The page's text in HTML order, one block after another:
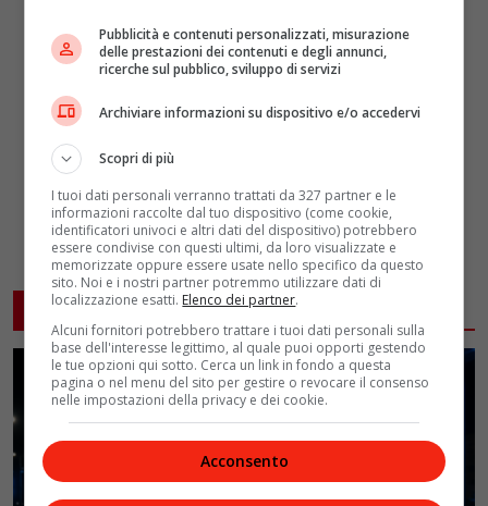
ARTICOLI CORRELATI
Pubblicità e contenuti personalizzati, misurazione
delle prestazioni dei contenuti e degli annunci,
ricerche sul pubblico, sviluppo di servizi
Archiviare informazioni su dispositivo e/o accedervi
Scopri di più
I tuoi dati personali verranno trattati da 327 partner e le
informazioni raccolte dal tuo dispositivo (come cookie,
identificatori univoci e altri dati del dispositivo) potrebbero
essere condivise con questi ultimi, da loro visualizzate e
memorizzate oppure essere usate nello specifico da questo
sito. Noi e i nostri partner potremmo utilizzare dati di
localizzazione esatti. Elenco dei partner.
Alcuni fornitori potrebbero trattare i tuoi dati personali sulla
base dell'interesse legittimo, al quale puoi opporti gestendo
le tue opzioni qui sotto. Cerca un link in fondo a questa
pagina o nel menu del sito per gestire o revocare il consenso
nelle impostazioni della privacy e dei cookie.
Acconsento